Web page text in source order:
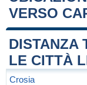
VERSO
+
−
DISTANZA
LE CITTÀ
Crosia